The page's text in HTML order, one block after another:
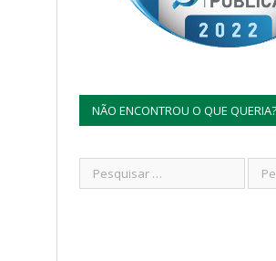
NÃO ENCONTROU O QUE QUERIA?